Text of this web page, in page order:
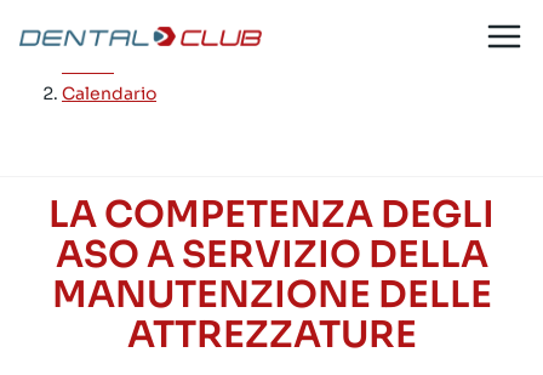
contenuto
Calendario
LA COMPETENZA DEGLI
ASO A SERVIZIO DELLA
MANUTENZIONE DELLE
ATTREZZATURE